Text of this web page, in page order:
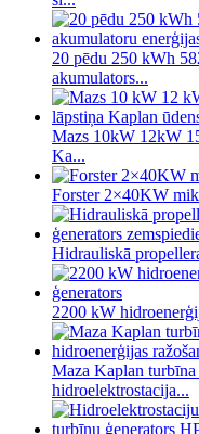
20 pēdu 250 kWh
akumulators...
Mazs 10kW 12kW
Ka...
Forster 2×40KW
Hidrauliskā
2200 kW
Maza Kaplan
hidroelektrostacija...